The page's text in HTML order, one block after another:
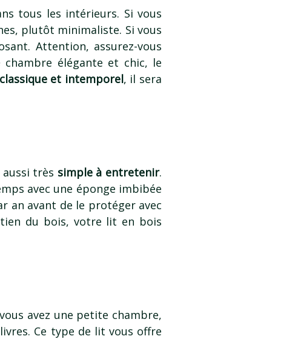
tous les intérieurs. Si vous
plutôt minimaliste. Si vous
Attention, assurez-vous
chambre élégante et chic, le
classique et intemporel, il sera
très simple à entretenir.
avec une éponge imbibée
an avant de le protéger avec
du bois, votre lit en bois
avez une petite chambre,
Ce type de lit vous offre